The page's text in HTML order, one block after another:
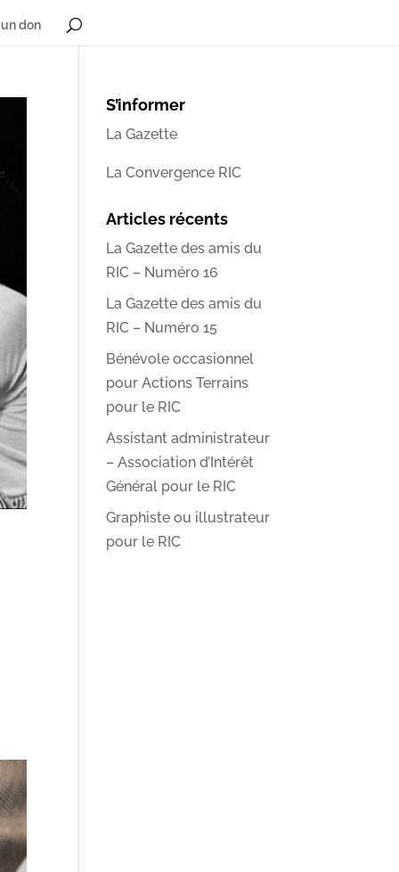
don
S’informer
La Gazette
La Convergence RIC
Articles récents
La Gazette des amis du
RIC – Numéro 16
La Gazette des amis du
RIC – Numéro 15
Bénévole occasionnel
pour Actions Terrains
pour le RIC
Assistant administrateur
– Association d’Intérêt
Général pour le RIC
Graphiste ou illustrateur
pour le RIC